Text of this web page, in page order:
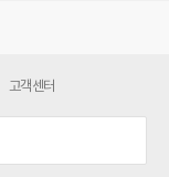
고객센터